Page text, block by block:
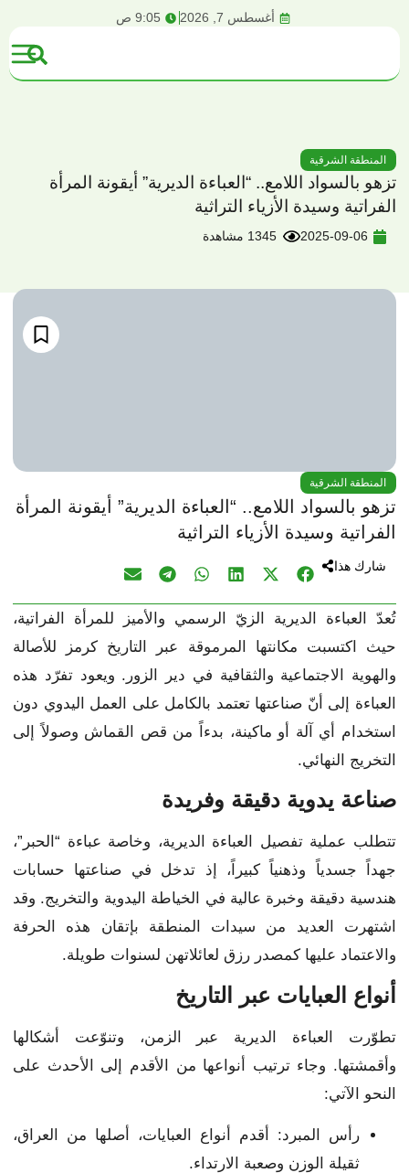
أغسطس 7, 2026 9:05 ص
المنطقة الشرقية
تزهو بالسواد اللامع.. “العباءة الديرية” أيقونة المرأة
الفراتية وسيدة الأزياء التراثية
2025-09-06 1345 مشاهدة
المنطقة الشرقية
تزهو بالسواد اللامع.. “العباءة الديرية” أيقونة المرأة
الفراتية وسيدة الأزياء التراثية
شارك هذا
تُعدّ العباءة الديرية الزيّ الرسمي والأميز للمرأة الفراتية،
حيث اكتسبت مكانتها المرموقة عبر التاريخ كرمز للأصالة
والهوية الاجتماعية والثقافية في دير الزور. ويعود تفرّد هذه
العباءة إلى أنّ صناعتها تعتمد بالكامل على العمل اليدوي دون
استخدام أي آلة أو ماكينة، بدءاً من قص القماش وصولاً إلى
التخريج النهائي.
صناعة يدوية دقيقة وفريدة
تتطلب عملية تفصيل العباءة الديرية، وخاصة عباءة “الحبر”،
جهداً جسدياً وذهنياً كبيراً، إذ تدخل في صناعتها حسابات
هندسية دقيقة وخبرة عالية في الخياطة اليدوية والتخريج. وقد
اشتهرت العديد من سيدات المنطقة بإتقان هذه الحرفة
والاعتماد عليها كمصدر رزق لعائلاتهن لسنوات طويلة.
أنواع العبايات عبر التاريخ
تطوّرت العباءة الديرية عبر الزمن، وتنوّعت أشكالها
وأقمشتها. وجاء ترتيب أنواعها من الأقدم إلى الأحدث على
النحو الآتي:
رأس المبرد: أقدم أنواع العبايات، أصلها من العراق،
ثقيلة الوزن وصعبة الارتداء.